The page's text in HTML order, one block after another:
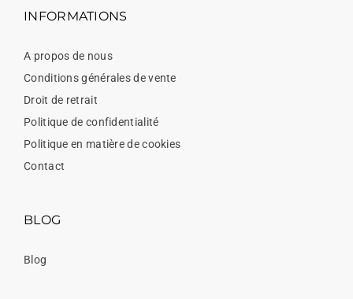
INFORMATIONS
A propos de nous
Conditions générales de vente
Droit de retrait
Politique de confidentialité
Politique en matière de cookies
Contact
BLOG
Blog